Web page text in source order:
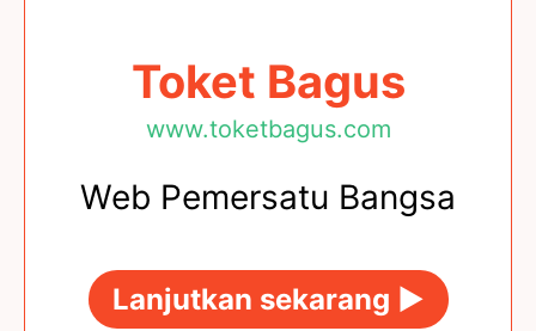
Toket Bagus
www.toketbagus.com
Web Pemersatu Bangsa
Lanjutkan sekarang ►